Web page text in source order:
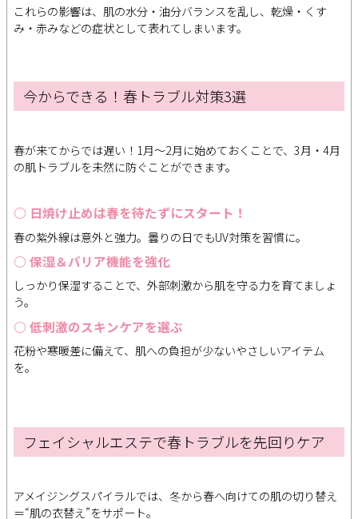
これらの影響は、肌の水分・油分バランスを乱し、乾燥・くす
み・赤みなどの症状として表れてしまいます。
今からできる！春トラブル対策3選
春が来てからでは遅い！1月〜2月に始めておくことで、3月・4月
の肌トラブルを未然に防ぐことができます。
○ 日焼け止めは春を待たずにスタート！
春の紫外線は意外と強力。曇りの日でもUV対策を習慣に。
○ 保湿＆バリア機能を強化
しっかり保湿することで、外部刺激から肌を守る力を育てましょ
う。
○ 低刺激のスキンケアを選ぶ
花粉や寒暖差に備えて、肌への負担が少ないやさしいアイテム
を。
フェイシャルエステで春トラブルを先回りケア
アメイジングスパイラルでは、冬から春へ向けての肌の切り替え
＝“肌の衣替え”をサポート。